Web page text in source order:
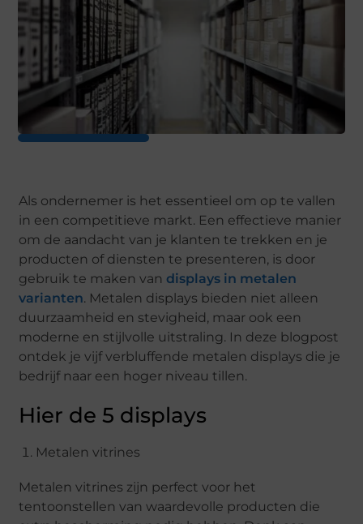
Als ondernemer is het essentieel om op te vallen
in een competitieve markt. Een effectieve manier
om de aandacht van je klanten te trekken en je
producten of diensten te presenteren, is door
gebruik te maken vandisplays in metalen
varianten. Metalen displays bieden niet alleen
duurzaamheid en stevigheid, maar ook een
moderne en stijlvolle uitstraling. In deze blogpost
ontdek je vijf verbluffende metalen displays die je
bedrijf naar een hoger niveau tillen.
Hier de 5 displays
Metalen vitrines
Metalen vitrines zijn perfect voor het
tentoonstellen van waardevolle producten die